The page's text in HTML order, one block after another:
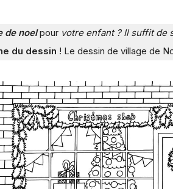
de noelpour votre enfant ? Il suffit de
du dessin ! Le dessin de village de